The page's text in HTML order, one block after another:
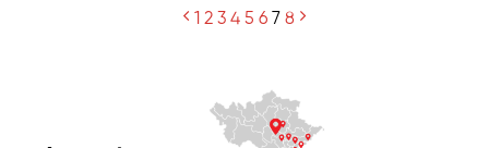
Tấm nhựa lấy sáng
1 2 3 4 5 6 7 8